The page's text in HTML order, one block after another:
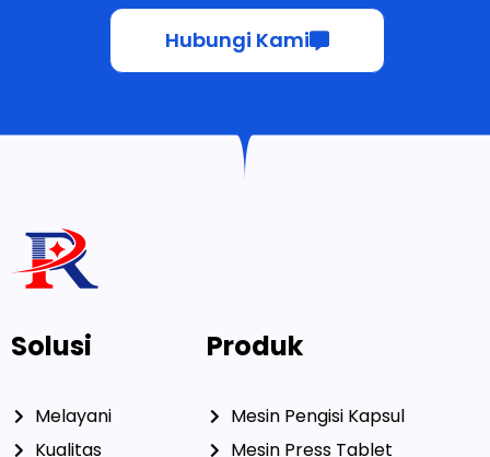
Hubungi Kami
Melayani
Mesin Pengisi Kapsul